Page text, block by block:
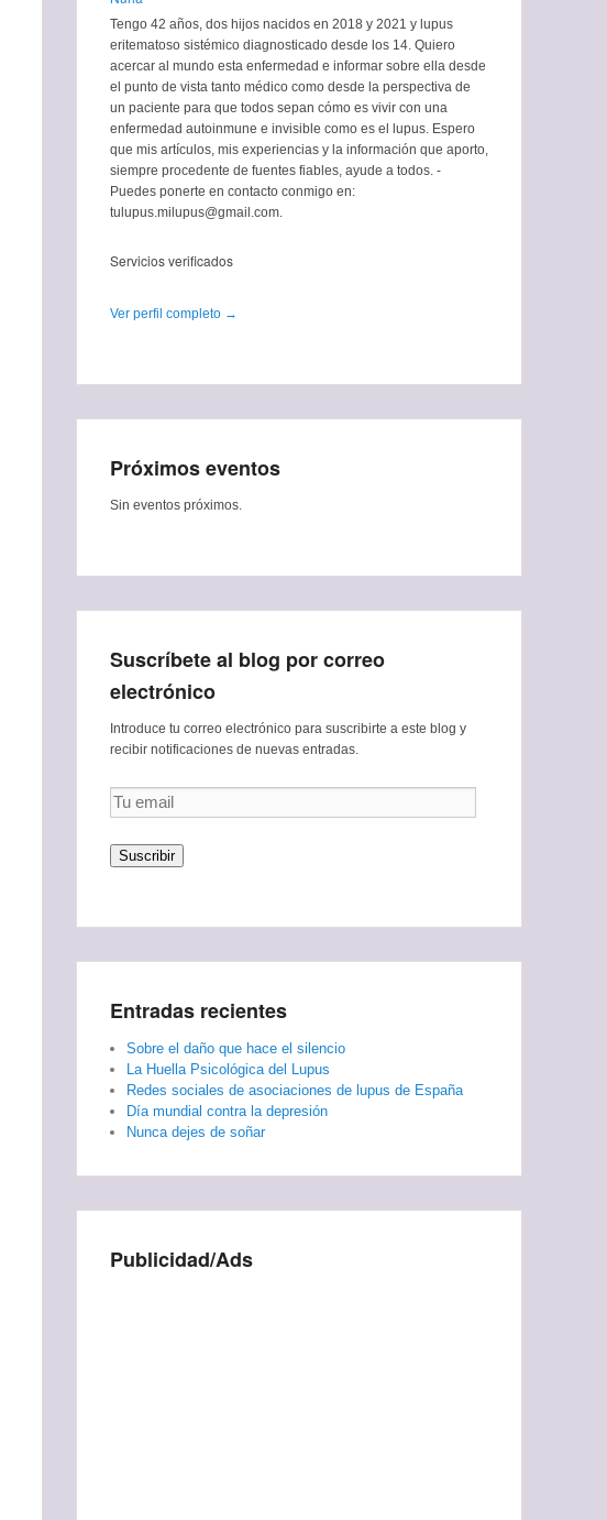
Tengo 42 años, dos hijos nacidos en 2018 y 2021 y lupus
eritematoso sistémico diagnosticado desde los 14. Quiero
acercar al mundo esta enfermedad e informar sobre ella desde
el punto de vista tanto médico como desde la perspectiva de
un paciente para que todos sepan cómo es vivir con una
enfermedad autoinmune e invisible como es el lupus. Espero
que mis artículos, mis experiencias y la información que aporto,
siempre procedente de fuentes fiables, ayude a todos. -
Puedes ponerte en contacto conmigo en:
tulupus.milupus@gmail.com.
Servicios verificados
Ver perfil completo →
Próximos eventos
Sin eventos próximos.
Suscríbete al blog por correo
electrónico
Introduce tu correo electrónico para suscribirte a este blog y
recibir notificaciones de nuevas entradas.
Tu
email
Suscribir
Entradas recientes
Sobre el daño que hace el silencio
La Huella Psicológica del Lupus
Redes sociales de asociaciones de lupus de España
Día mundial contra la depresión
Nunca dejes de soñar
Publicidad/Ads